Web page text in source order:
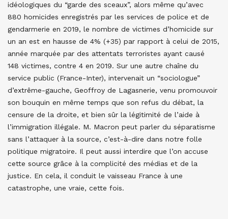
idéologiques du “garde des sceaux”, alors même qu’avec
880 homicides enregistrés par les services de police et de
gendarmerie en 2019, le nombre de victimes d’homicide sur
un an est en hausse de 4% (+35) par rapport à celui de 2015,
année marquée par des attentats terroristes ayant causé
148 victimes, contre 4 en 2019. Sur une autre chaîne du
service public (France-Inter), intervenait un “sociologue”
d’extrême-gauche, Geoffroy de Lagasnerie, venu promouvoir
son bouquin en même temps que son refus du débat, la
censure de la droite, et bien sûr la légitimité de l’aide à
l’immigration illégale. M. Macron peut parler du séparatisme
sans l’attaquer à la source, c’est-à-dire dans notre folle
politique migratoire. Il peut aussi interdire que l’on accuse
cette source grâce à la complicité des médias et de la
justice. En cela, il conduit le vaisseau France à une
catastrophe, une vraie, cette fois.